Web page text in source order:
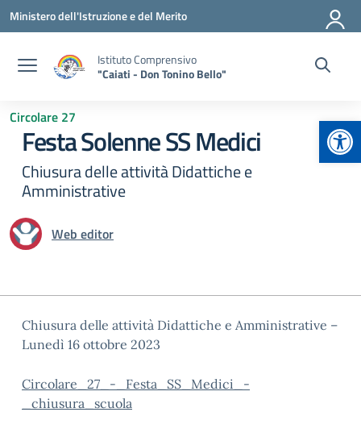
Vai ai contenuti
Vai al menu di navigazione
Vai al footer
Ministero dell'Istruzione e del Merito
Istituto Comprensivo
"Caiati - Don Tonino Bello"
Circolare 27
Festa Solenne SS Medici
Chiusura delle attività Didattiche e
Amministrative
Web editor
Chiusura delle attività Didattiche e Amministrative –
Lunedì 16 ottobre 2023
Circolare_27_-_Festa_SS_Medici_-
_chiusura_scuola